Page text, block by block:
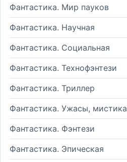
Фантастика. Мир пауков
Фантастика. Научная
Фантастика. Социальная
Фантастика. Технофэнтези
Фантастика. Триллер
Фантастика. Ужасы, мистика
Фантастика. Фэнтези
Фантастика. Эпическая